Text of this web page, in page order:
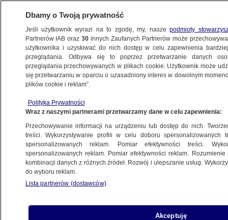
BIZNES
NAJNOWSZE
Gaz i hamulec
Z KRAJU
Firma. Teraz.
Z KRAJU
Firma. Teraz.
Dbamy o Twoją prywatność
Jeśli użytkownik wyrazi na to zgodę, my, naszepodmioty
Partnerów IAB oraz30 innych Zaufanych Partnerów może
użytkownika i uzyskiwać do nich dostęp w celu zapewnienia
przeglądania. Odbywa się to poprzez przetwarzanie danych
przeglądania przechowywanych w plikach cookie. Użytkownik może
się przetwarzaniu w oparciu o uzasadniony interes w dowolnym
plików cookie i reklam”.
Polityka Prywatności
Wraz z naszymi partnerami przetwarzamy dane w celu zapewnienia:
Przechowywanie informacji na urządzeniu lub dostęp do nich.
treści. Wykorzystywanie profili w celu doboru spersonalizowanych
spersonalizowanych reklam. Pomiar efektywności treści.
spersonalizowanych reklam. Pomiar efektywności reklam.
kombinacji danych z różnych źródeł. Rozwój i ulepszanie usług.
do wyboru reklam.
Lista partnerów (dostawców)
Akceptuję